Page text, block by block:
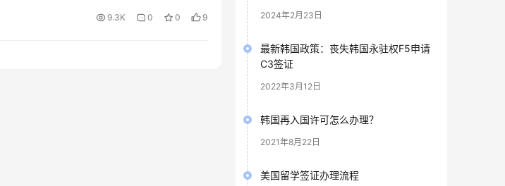
偶及未成年子女； 3、50万美金以上投
9.3K 0 0 9 2024年2月23日
最新韩国政策：丧失韩国永驻权F5申请
C3签证
2022年3月12日
韩国再入国许可怎么办理？
2021年8月22日
美国留学签证办理流程